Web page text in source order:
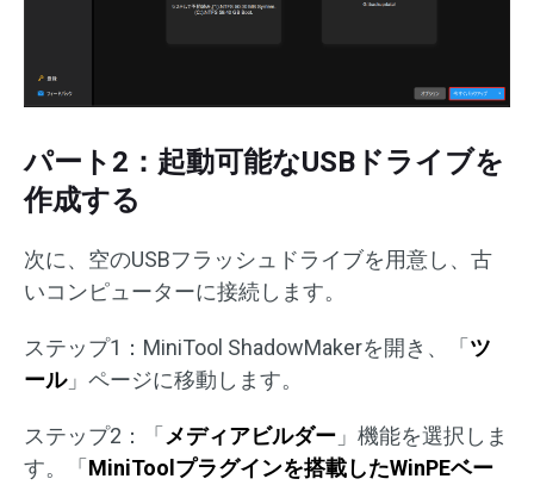
パート2：起動可能なUSBドライブを
作成する
次に、空のUSBフラッシュドライブを用意し、古
いコンピューターに接続します。
ステップ1：MiniTool ShadowMakerを開き、「 ツ
ール」ページに移動します。
ステップ2：「 メディアビルダー 」機能を選択しま
す。「 MiniToolプラグインを搭載したWinPEベー